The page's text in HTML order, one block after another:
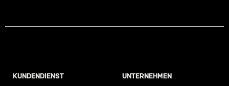
KUNDENDIENST
UNTERNEHMEN